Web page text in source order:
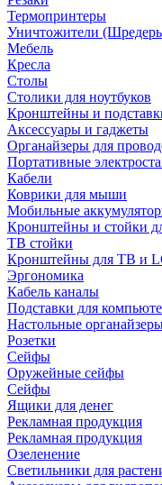
Термопринтеры
Уничтожители
Мебель
Кресла
Столы
Столики для ноутбуков
Кронштейны и
Аксессуары и гаджеты
Органайзеры для
Портативные
Кабели
Коврики для мыши
Мобильные
Кронштейны и стойки
ТВ стойки
Кронштейны для ТВ и
Эргономика
Кабель каналы
Подставки для
Настольные
Розетки
Сейфы
Оружейные сейфы
Сейфы
Ящики для денег
Рекламная продукция
Рекламная продукция
Озеленение
Светильники для